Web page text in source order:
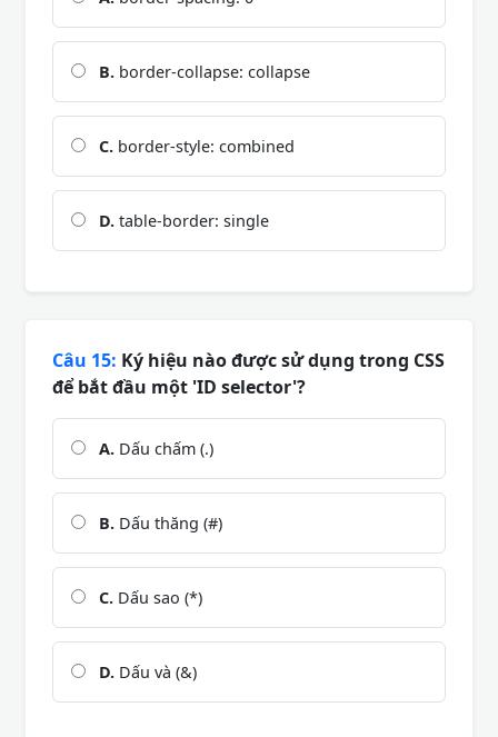
B. border-collapse: collapse
C. border-style: combined
D. table-border: single
Câu 15: Ký hiệu nào được sử dụng trong CSS
để bắt đầu một 'ID selector'?
A. Dấu chấm (.)
B. Dấu thăng (#)
C. Dấu sao (*)
D. Dấu và (&)